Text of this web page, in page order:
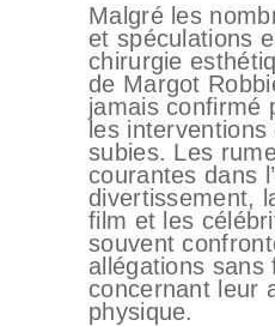
Malgré les
et spéculations
chirurgie
de Margot
jamais confirmé
les interventions
subies. Les
courantes dans
divertissement,
film et les
souvent
allégations sans
concernant leur
physique.